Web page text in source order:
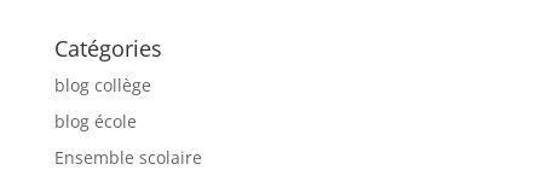
Catégories
blog collège
blog école
Ensemble scolaire